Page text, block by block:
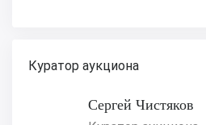
Куратор аукциона
Сергей Чистяков